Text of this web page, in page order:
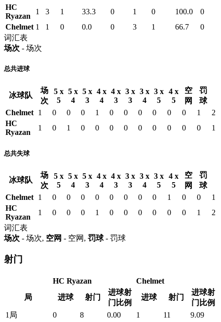
HC
Ryazan
1 3 1 33.3 0 1 0 100.0
0
Chelmet 1 1 0 0.0 0 3 1 66.7
0
词汇表
场次 - 场次
总共进球
冰球队
场
次
5 x
5
5 x
4
5 x
3
4 x
4
4 x
3
3 x
3
3 x
4
3 x
5
4 x
5
空
网
罚
球
Chelmet 1 0 0 0 1 0 0 0 0 0 0 1
2
HC
Ryazan
1 0 1 0 0 0 0 0 0 0 0 0 1
总共失球
冰球队
场
次
5 x
5
5 x
4
5 x
3
4 x
4
4 x
3
3 x
3
3 x
4
3 x
5
4 x
5
空
网
罚
球
Chelmet 1 0 0 0 0 0 0 0 0 1 0 0
1
HC
Ryazan
1 0 0 0 1 0 0 0 0 0 0 1
2
词汇表
场次 - 场次, 空网 - 空网, 罚球- 罚球
射门
HC Ryazan
Chelmet
局
进球 射门
进球射
门比例
进球 射门
进球射
门比例
1局
0 8 0.00 1 11
9.09